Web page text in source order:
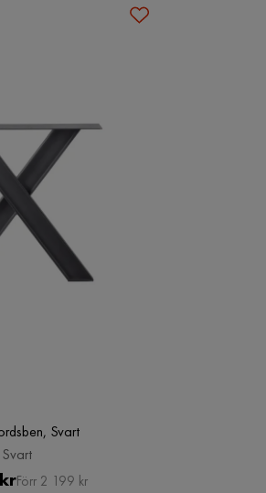
Svart
Svart
Pris
Original
Förr 2 199 kr